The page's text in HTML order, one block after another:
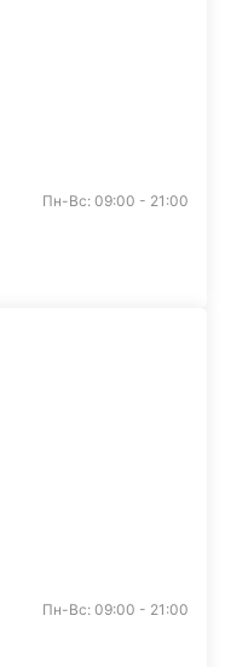
Пн-Вс: 09:00 - 21:00
Пн-Вс: 09:00 - 21:00